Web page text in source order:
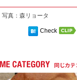
写真：森リョータ
Check